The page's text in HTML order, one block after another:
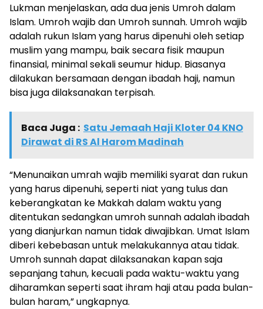
Lukman menjelaskan, ada dua jenis Umroh dalam
Islam. Umroh wajib dan Umroh sunnah. Umroh wajib
adalah rukun Islam yang harus dipenuhi oleh setiap
muslim yang mampu, baik secara fisik maupun
finansial, minimal sekali seumur hidup. Biasanya
dilakukan bersamaan dengan ibadah haji, namun
bisa juga dilaksanakan terpisah.
Baca Juga : Satu Jemaah Haji Kloter 04 KNO
Dirawat di RS Al Harom Madinah
“Menunaikan umrah wajib memiliki syarat dan rukun
yang harus dipenuhi, seperti niat yang tulus dan
keberangkatan ke Makkah dalam waktu yang
ditentukan sedangkan umroh sunnah adalah ibadah
yang dianjurkan namun tidak diwajibkan. Umat Islam
diberi kebebasan untuk melakukannya atau tidak.
Umroh sunnah dapat dilaksanakan kapan saja
sepanjang tahun, kecuali pada waktu-waktu yang
diharamkan seperti saat ihram haji atau pada bulan-
bulan haram,” ungkapnya.